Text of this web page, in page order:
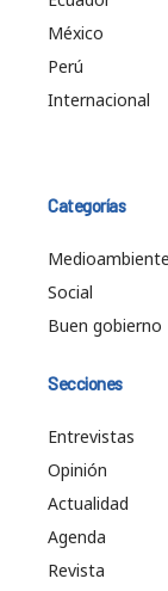
México
Perú
Internacional
Categorías
Medioambiente
Social
Buen gobierno
Secciones
Entrevistas
Opinión
Actualidad
Agenda
Revista